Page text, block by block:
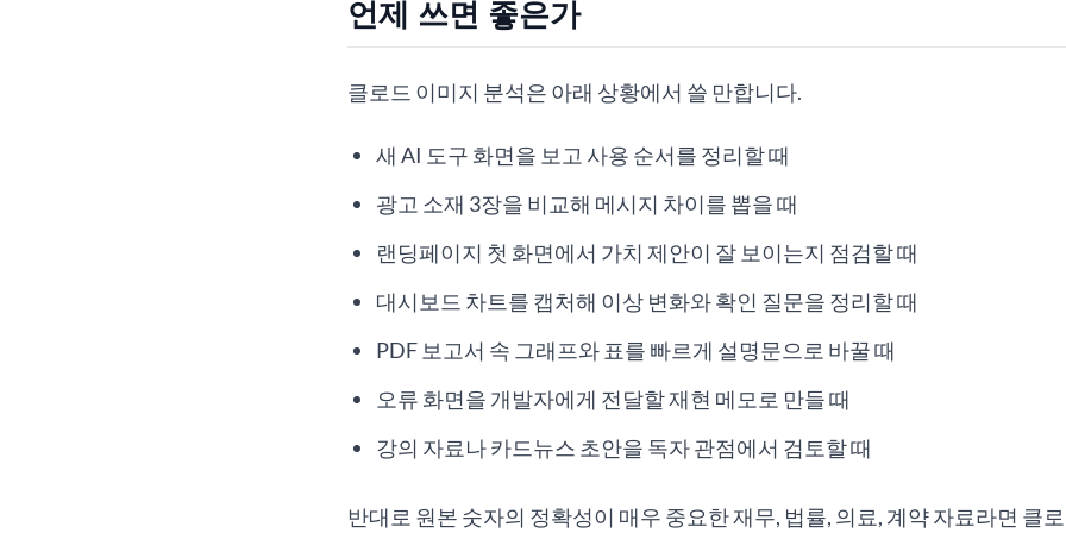
언제 쓰면 좋은가
클로드 이미지 분석은 아래 상황에서 쓸 만합니다.
새 AI 도구 화면을 보고 사용 순서를 정리할 때
광고 소재 3장을 비교해 메시지 차이를 뽑을 때
랜딩페이지 첫 화면에서 가치 제안이 잘 보이는지 점검할 때
대시보드 차트를 캡처해 이상 변화와 확인 질문을 정리할 때
PDF 보고서 속 그래프와 표를 빠르게 설명문으로 바꿀 때
오류 화면을 개발자에게 전달할 재현 메모로 만들 때
강의 자료나 카드뉴스 초안을 독자 관점에서 검토할 때
반대로 원본 숫자의 정확성이 매우 중요한 재무, 법률, 의료, 계약 자료라면 클